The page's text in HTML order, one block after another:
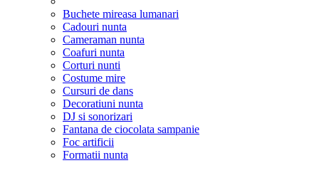
Buchete mireasa lumanari
Cadouri nunta
Cameraman nunta
Coafuri nunta
Corturi nunti
Costume mire
Cursuri de dans
Decoratiuni nunta
DJ si sonorizari
Fantana de ciocolata sampanie
Foc artificii
Formatii nunta